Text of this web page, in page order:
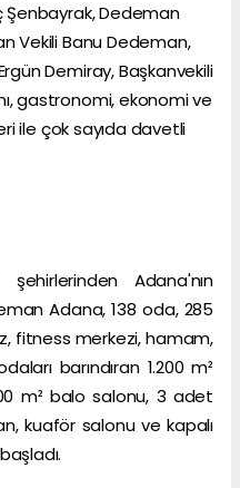
Şenbayrak, Dedeman
Vekili Banu Dedeman,
Demiray, Başkanvekili
gastronomi, ekonomi ve
ile çok sayıda davetli
Adana'nın
Adana, 138 oda, 285
fitness merkezi, hamam,
barındıran 1.200 m²
m² balo salonu, 3 adet
kuaför salonu ve kapalı